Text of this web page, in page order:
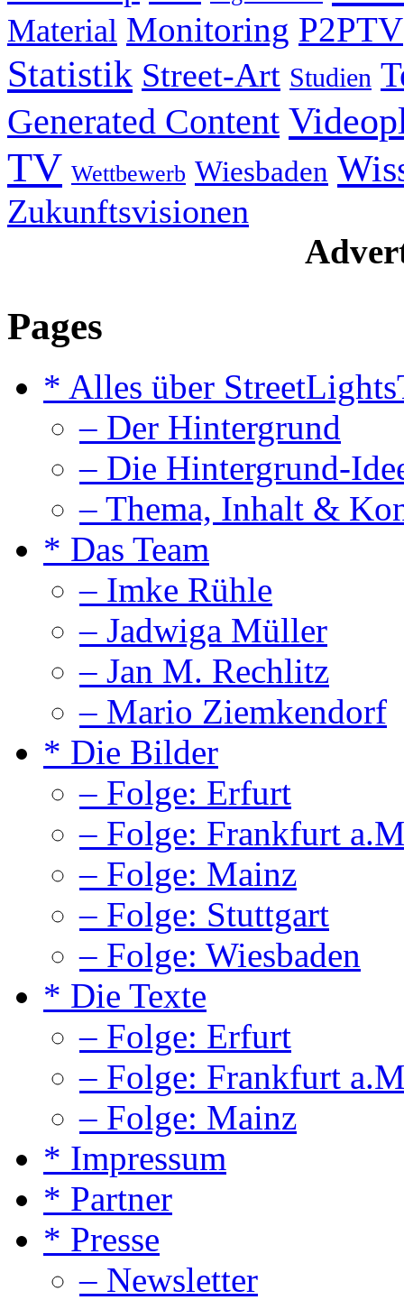
Material Monitoring P2PTV
Statistik Street-Art Studien
Generated Content
TV Wettbewerb Wiesbaden
Zukunftsvisionen
Pages
* Alles über
– Der Hintergrund
– Die Hintergrund-
– Thema, Inhalt &
* Das Team
– Imke Rühle
– Jadwiga Müller
– Jan M. Rechlitz
– Mario Ziemkendorf
* Die Bilder
– Folge: Erfurt
– Folge: Frankfurt
– Folge: Mainz
– Folge: Stuttgart
– Folge: Wiesbaden
* Die Texte
– Folge: Erfurt
– Folge: Frankfurt
– Folge: Mainz
* Impressum
* Partner
* Presse
– Newsletter